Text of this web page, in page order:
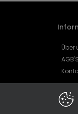
Über
AGB'S